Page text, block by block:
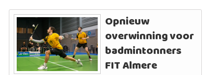
Opnieuw
overwinning voor
badmintonners
FIT Almere